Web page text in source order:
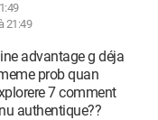
21:49
advantage g déja
prob quan
7 comment
authentique??